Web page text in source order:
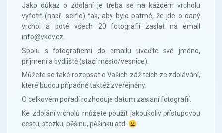
Jako důkaz o zdolání je třeba se na každém vrcholu
vyfotit (např. selfie) tak, aby bylo patrné, že jde o daný
vrchol a poté všech 20 fotografií zaslat na email
info@vkdv.cz.
Spolu s fotografiemi do emailu uveďte své jméno,
příjmení a bydliště (stačí město/vesnice).
Můžete se také rozepsat o Vašich zážitcích ze zdolávání,
které budou případně taktéž zveřejněny.
O celkovém pořadí rozhoduje datum zaslaní fotografií.
Ke zdolání vrcholů můžete použít jakoukoliv přístupovou
cestu, stezku, pěšinu, pěšinku atd. 😀